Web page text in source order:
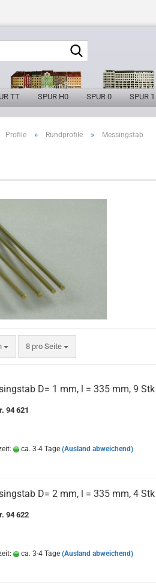
TT SPUR H0 SPUR 0 SPUR 1
Profile » Rundprofile » Messingstab
8 pro Seite
pro Seite
D= 1 mm, l = 335 mm, 9 Stk
94 621
ca. 3-4 Tage (Ausland abweichend)
D= 2 mm, l = 335 mm, 4 Stk
94 622
ca. 3-4 Tage (Ausland abweichend)